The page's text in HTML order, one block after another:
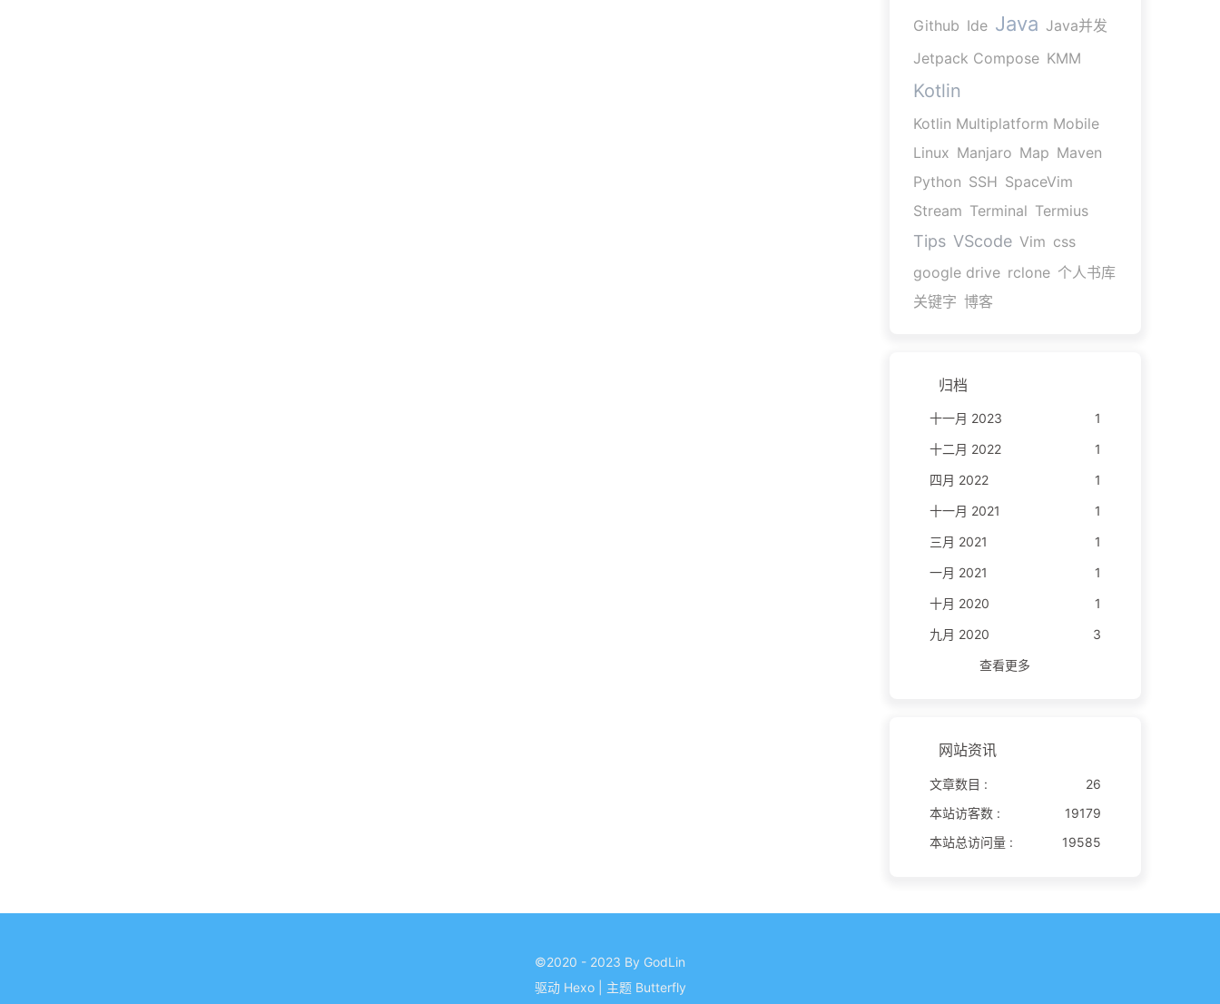
Github Ide Java Java并发
Jetpack Compose KMM
Kotlin
Kotlin Multiplatform Mobile
Linux Manjaro Map Maven
Python SSH SpaceVim
Stream Terminal Termius
Tips VScode Vim css
google drive rclone 个人书库
关键字 博客
归档
十一月 2023
1
十二月 2022
1
四月 2022
1
十一月 2021
1
三月 2021
1
一月 2021
1
十月 2020
1
九月 2020
3
查看更多
网站资讯
文章数目 :
26
本站访客数 :
19179
本站总访问量 :
19585
©2020 - 2023 By GodLin
驱动 Hexo 主题 Butterfly